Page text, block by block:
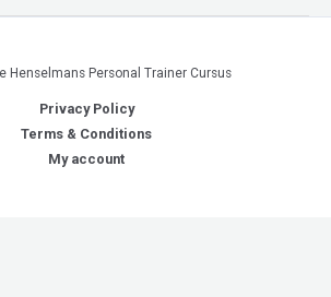
Henselmans Personal Trainer Cursus
Privacy Policy
Terms & Conditions
My account